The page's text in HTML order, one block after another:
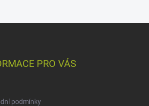
PRO VÁS
podmínky